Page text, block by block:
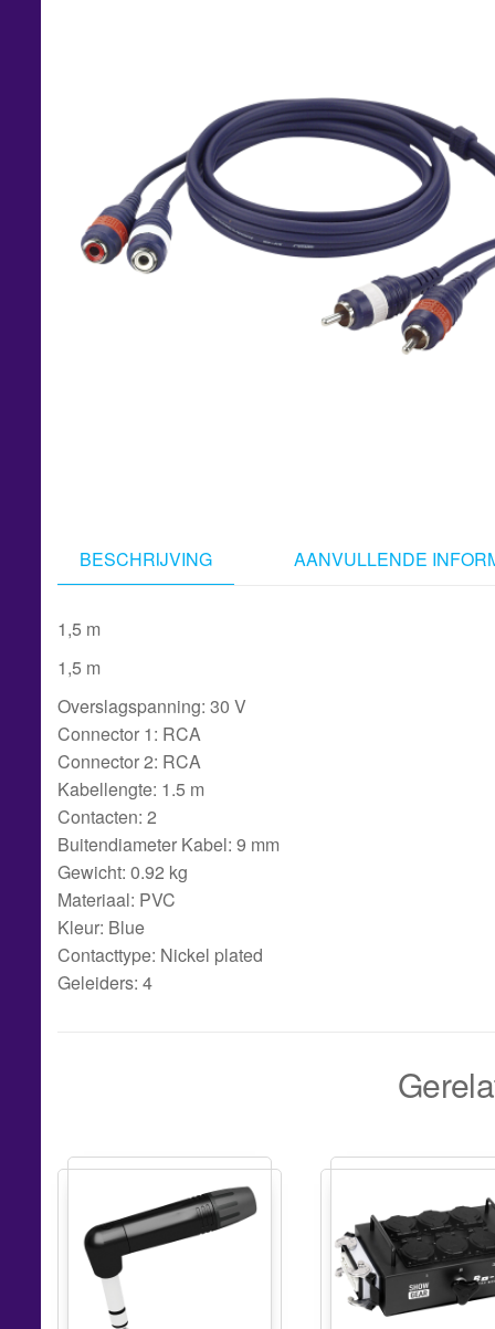
BESCHRIJVING AANVULLENDE
1,5 m
1,5 m
Overslagspanning: 30 V
Connector 1: RCA
Connector 2: RCA
Kabellengte: 1.5 m
Contacten: 2
Buitendiameter Kabel: 9 mm
Gewicht: 0.92 kg
Materiaal: PVC
Kleur: Blue
Contacttype: Nickel plated
Geleiders: 4